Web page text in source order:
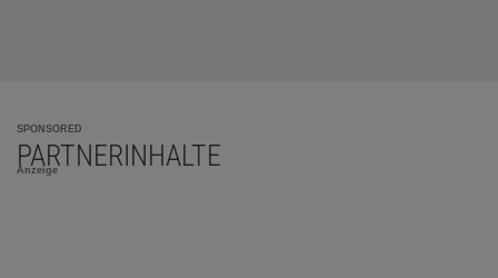
SPONSORED
PARTNERINHALTE
Anzeige